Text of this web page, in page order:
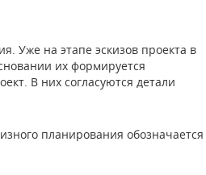
Уже на этапе эскизов проекта в
их формируется
В них согласуются детали
планирования обозначается